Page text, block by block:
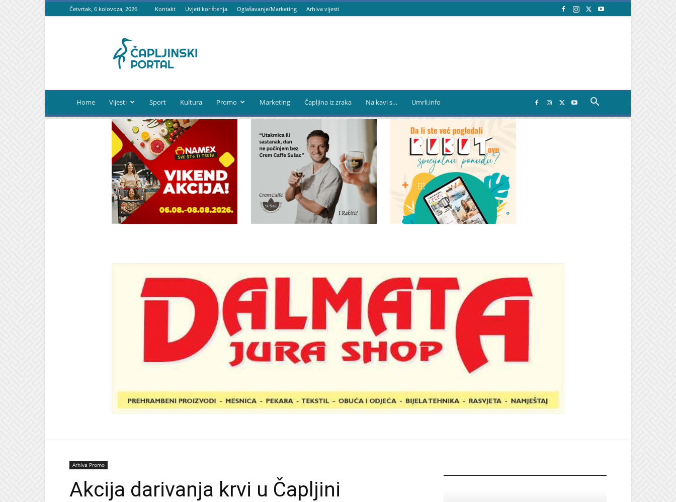
Četvrtak, 6 kolovoza, 2026 Kontakt Uvjeti korištenja Oglašavanje/Marketing Arhiva vijesti
portal
Home Vijesti Sport Kultura Promo Marketing Čapljina iz zraka Na kavi s… Umrli.info
Arhiva Promo
Akcija darivanja krvi u Čapljini